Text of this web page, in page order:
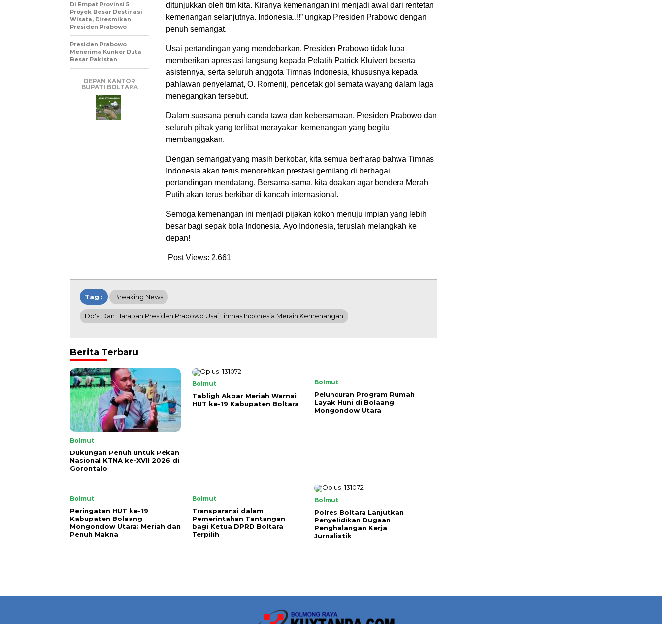
ditunjukkan oleh tim kita. Kiranya kemenangan ini menjadi awal dari rentetan
kemenangan selanjutnya. Indonesia..!!” ungkap Presiden Prabowo dengan
penuh semangat.
Usai pertandingan yang mendebarkan, Presiden Prabowo tidak lupa
memberikan apresiasi langsung kepada Pelatih Patrick Kluivert beserta
asistennya, serta seluruh anggota Timnas Indonesia, khususnya kepada
pahlawan penyelamat, O. Romenij, pencetak gol semata wayang dalam laga
menegangkan tersebut.
Dalam suasana penuh canda tawa dan kebersamaan, Presiden Prabowo dan
seluruh pihak yang terlibat merayakan kemenangan yang begitu
membanggakan.
Dengan semangat yang masih berkobar, kita semua berharap bahwa Timnas
Indonesia akan terus menorehkan prestasi gemilang di berbagai
pertandingan mendatang. Bersama-sama, kita doakan agar bendera Merah
Putih akan terus berkibar di kancah internasional.
Semoga kemenangan ini menjadi pijakan kokoh menuju impian yang lebih
besar bagi sepak bola Indonesia. Ayo Indonesia, teruslah melangkah ke
depan!
Post Views: 2,661
Di Empat Provinsi 5
Proyek Besar Destinasi
Wisata, Diresmikan
Presiden Prabowo
Presiden Prabowo
Menerima Kunker Duta
Besar Pakistan
DEPAN KANTOR
BUPATI BOLTARA
Tag : Breaking News
Do'a Dan Harapan Presiden Prabowo Usai Timnas Indonesia Meraih Kemenangan
Berita Terbaru
Bolmut
Dukungan Penuh untuk Pekan
Nasional KTNA ke-XVII 2026 di
Gorontalo
Bolmut
Tabligh Akbar Meriah Warnai
HUT ke-19 Kabupaten Boltara
Bolmut
Peluncuran Program Rumah
Layak Huni di Bolaang
Mongondow Utara
Bolmut
Peringatan HUT ke-19
Kabupaten Bolaang
Mongondow Utara: Meriah dan
Penuh Makna
Bolmut
Transparansi dalam
Pemerintahan Tantangan
bagi Ketua DPRD Boltara
Terpilih
Bolmut
Polres Boltara Lanjutkan
Penyelidikan Dugaan
Penghalangan Kerja
Jurnalistik